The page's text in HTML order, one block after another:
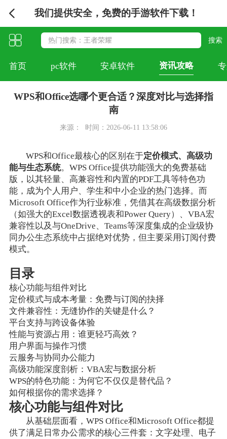
我们提供安全，免费的手游软件下载！
首页 pc软件 安卓软件 资讯攻略
WPS和Office选哪个更合适？深度对比与选择指
南
来源： 时间：2026-06-11 13:58:06
WPS和Office最核心的区别在于定价模式、高级功
能与生态系统。WPS Office提供功能强大的免费基础
版，以其轻量、高兼容性和内置的PDF工具等特色功
能，成为个人用户、学生和中小企业的热门选择。而
Microsoft Office作为行业标准，凭借其在高级数据分析
（如强大的Excel数据透视表和Power Query）、VBA宏
兼容性以及与OneDrive、Teams等深度集成的企业级协
同办公生态系统中占据绝对优势，但主要采用订阅付费
模式。
目录
核心功能与组件对比
定价模式与成本考量：免费与订阅的抉择
文件兼容性：无缝协作的关键是什么？
平台支持与跨设备体验
性能与资源占用：谁更轻巧高效？
用户界面与操作习惯
云服务与协同办公能力
高级功能深度剖析：VBA宏与数据分析
WPS的特色功能：为何它不仅仅是替代品？
如何根据你的需求选择？
核心功能与组件对比
从基础层面看，WPS Office和Microsoft Office都提
供了满足日常办公需求的核心三件套：文字处理、电子